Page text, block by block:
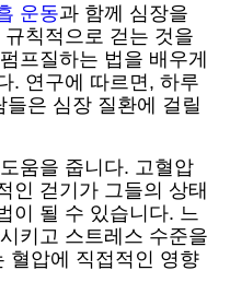
운동과 함께 심장을
칙적으로 걷는 것을
프질하는 법을 배우게
. 연구에 따르면, 하루
은 심장 질환에 걸릴
움을 줍니다. 고혈압
인 걷기가 그들의 상태
이 될 수 있습니다. 느
키고 스트레스 수준을
혈압에 직접적인 영향